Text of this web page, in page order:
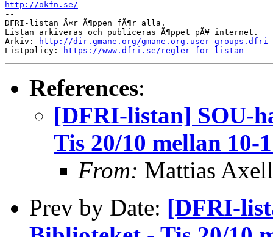
http://okfn.se/
--
DFRI-listan Ã¤r Ã¶ppen fÃ¶r alla.
Listan arkiveras och publiceras Ã¶ppet pÃ¥ internet.
Arkiv:
http://dir.gmane.org/gmane.org.user-groups.dfri
Listpolicy:
https://www.dfri.se/regler-for-listan
References:
[DFRI-listan] SOU-
Tis 20/10 mellan 10-
From: Mattias Axell
Prev by Date: [DFRI-